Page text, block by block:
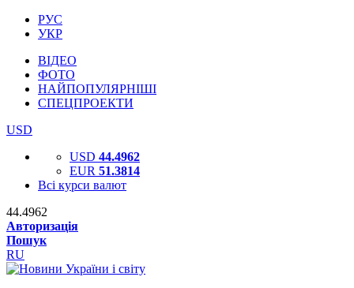
РУС
УКР
ВІДЕО
ФОТО
НАЙПОПУЛЯРНІШІ
СПЕЦПРОЕКТИ
USD
USD 44.4962
EUR 51.3814
Всі курси валют
44.4962
Авторизація
Пошук
RU